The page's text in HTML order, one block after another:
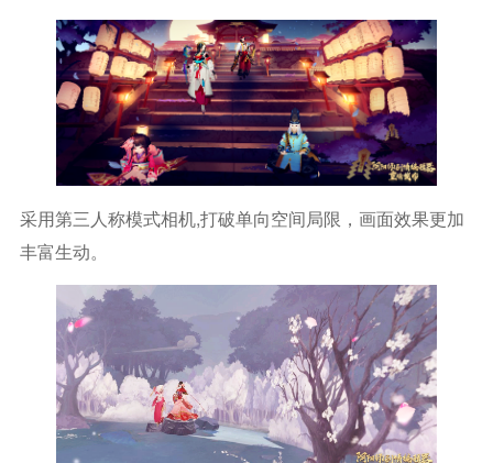
采用第三人称模式相机,打破单向空间局限，画面效果更加
丰富生动。